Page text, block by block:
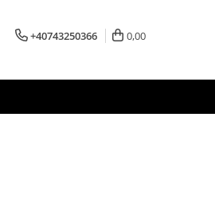
+40743250366 0,00